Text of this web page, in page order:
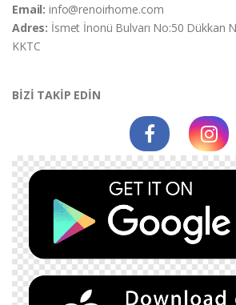
Email:info@renoirhome.com
Adres: İsmet İnonü Bulvarı No:50 Dükkan
KKTC
BİZİ TAKİP EDİN